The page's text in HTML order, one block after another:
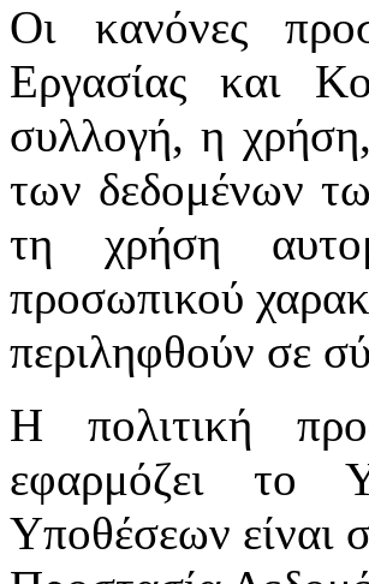
Οι κανόνες
Εργασίας και
συλλογή, η
των δεδομένων
τη χρήση
προσωπικού
περιληφθούν σε
Η πολιτική
εφαρμόζει το
Υποθέσεων είναι